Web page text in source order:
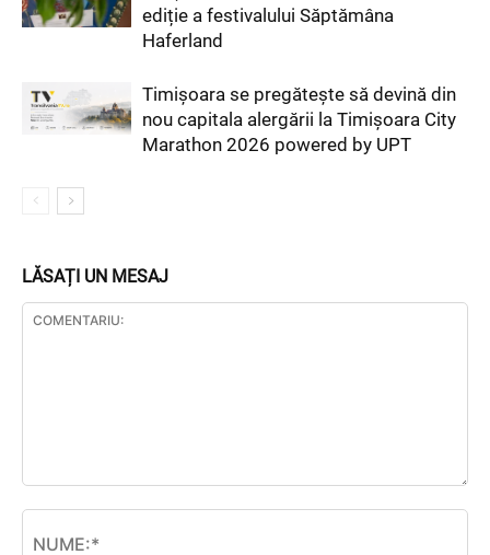
ediție a festivalului Săptămâna
Haferland
Timișoara se pregătește să devină din
nou capitala alergării la Timișoara City
Marathon 2026 powered by UPT
LĂSAȚI UN MESAJ